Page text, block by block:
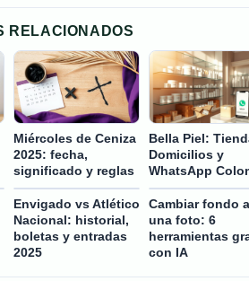
RELACIONADOS
Miércoles de Ceniza
2025: fecha,
significado y reglas
Bella Piel:
Domicilios y
WhatsApp
Envigado vs Atlético
Nacional: historial,
boletas y entradas
2025
Cambiar fondo a
una foto: 6
herramientas
con IA